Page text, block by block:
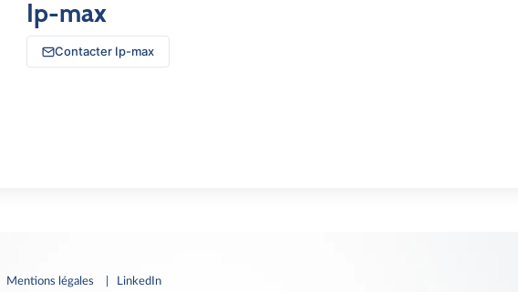
Ip-max
Contacter Ip-max
| Mentions légales | LinkedIn